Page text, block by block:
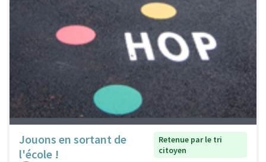
Jouons en sortant de
l'école !
Retenue par le tri
citoyen